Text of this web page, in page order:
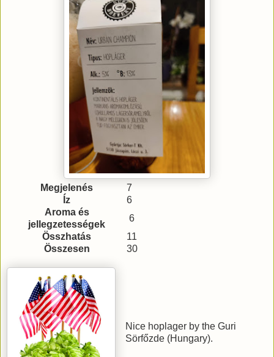
Megjelenés
7
Íz
6
Aroma és
jellegzetességek
6
Összhatás
11
Összesen
30
Nice hoplager by the Guri
Sörfőzde (Hungary).